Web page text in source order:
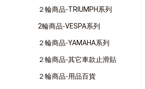
２輪商品-TRIUMPH系列
2輪商品-VESPA系列
２輪商品-YAMAHA系列
２輪商品-其它車款止滑貼
２輪商品-用品百貨